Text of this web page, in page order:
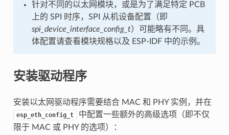
针对不同的以太网模块，或是为了满足特定 PCB
上的 SPI 时序，SPI 从机设备配置（即
spi_device_interface_config_t）可能略有不同。具
体配置请查看模块规格以及 ESP-IDF 中的示例。
安装驱动程序
安装以太网驱动程序需要结合 MAC 和 PHY 实例，并在
esp_eth_config_t
中配置一些额外的高级选项（即不仅
限于 MAC 或 PHY 的选项）：